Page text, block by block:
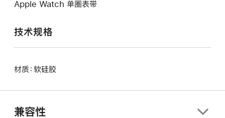
Apple Watch 单圈表带
技术规格
材质：软硅胶
兼容性